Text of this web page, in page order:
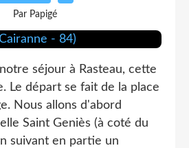
Par Papigé
séjour à Rasteau, cette
Le départ se fait de la place
Nous allons d'abord
Saint Geniès (à coté du
suivant en partie un